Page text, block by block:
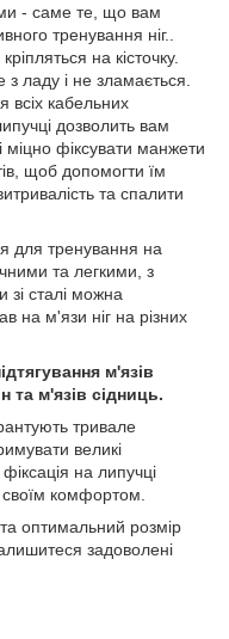
- саме те, що вам
тренування ніг..
на кісточку.
з ладу і не зламається.
всіх кабельних
дозволить вам
міцно фіксувати манжети
щоб допомогти їм
та спалити
для тренування на
та легкими, з
зі сталі можна
на м'язи ніг на різних
м'язів
та м'язів сідниць.
тривале
великі
на липучці
комфортом.
оптимальний розмір
задоволені